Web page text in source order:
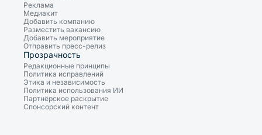
Реклама
Медиакит
Добавить компанию
Разместить вакансию
Добавить мероприятие
Отправить пресс-релиз
Прозрачность
Редакционные принципы
Политика исправлений
Этика и независимость
Политика использования ИИ
Партнёрское раскрытие
Спонсорский контент